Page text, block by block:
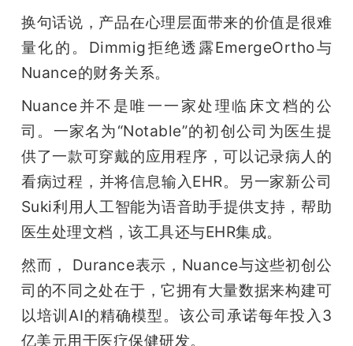
换句话说，产品在心理层面带来的价值是很难
量化的。Dimmig拒绝透露EmergeOrtho与
Nuance的财务关系。
Nuance并不是唯一一家处理临床文档的公
司。一家名为“Notable”的初创公司为医生提
供了一款可穿戴的应用程序，可以记录病人的
看病过程，并将信息输入EHR。另一家新公司
Suki利用人工智能为语音助手提供支持，帮助
医生处理文档，该工具还与EHR集成。
然而， Durance表示，Nuance与这些初创公
司的不同之处在于，它拥有大量数据来构建可
以培训AI的精确模型。该公司承诺每年投入3
亿美元用于医疗保健研发。